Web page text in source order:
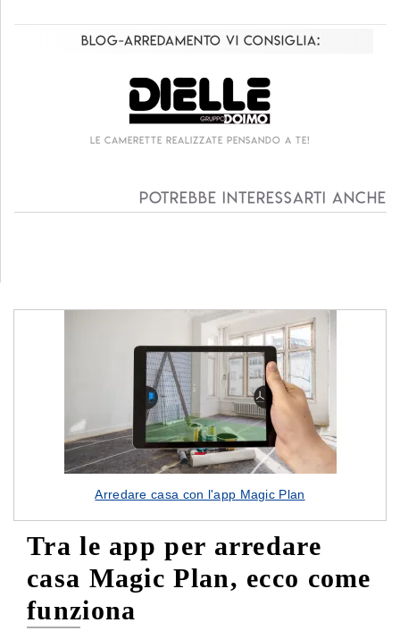
Arredare casa con l'app Magic Plan
Tra le app per arredare
casa Magic Plan, ecco come
funziona
Blog-Arredamento vi consiglia:
Potrebbe interessarti anche